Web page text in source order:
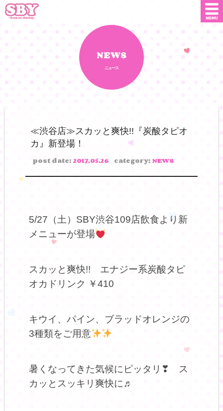
NEWS
ニュース
≪渋谷店≫スカッと爽快!!『炭酸タピオ
カ』新登場！
post date: 2017.05.26 category: NEWS
5/27（土）SBY渋谷109店飲食より新
メニューが登場
スカッと爽快!! エナジー系炭酸タピ
オカドリンク ￥410
キウイ、パイン、ブラッドオレンジの
3種類をご用意
暑くなってきた気候にピッタリ❣ ス
カッとスッキリ爽快に♬